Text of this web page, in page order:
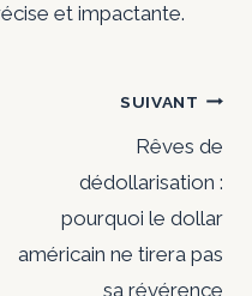
et impactante.
SUIVANT
Rêves de
dédollarisation :
pourquoi le dollar
américain ne tirera pas
sa révérence